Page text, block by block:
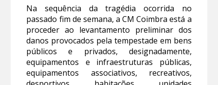
Na sequência da tragédia ocorrida no
passado fim de semana, a CM Coimbra está a
proceder ao levantamento preliminar dos
danos provocados pela tempestade em bens
públicos e privados, designadamente,
equipamentos e infraestruturas públicas,
equipamentos associativos, recreativos,